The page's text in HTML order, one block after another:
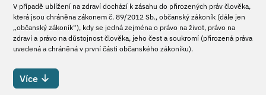
V případě ublížení na zdraví dochází k zásahu do přirozených práv člověka,
která jsou chráněna zákonem č. 89/2012 Sb., občanský zákoník (dále jen
„občanský zákoník“), kdy se jedná zejména o právo na život, právo na
zdraví a právo na důstojnost člověka, jeho čest a soukromí (přirozená práva
uvedená a chráněná v první části občanského zákoníku).
Více